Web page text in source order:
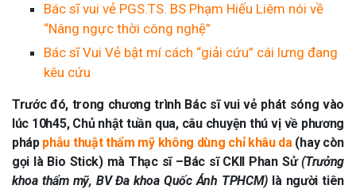
Bác sĩ vui vẻ PGS.TS. BS Phạm Hiếu Liêm nói về
“Nâng ngực thời công nghệ”
Bác sĩ Vui Vẻ bật mí cách “giải cứu” cái lưng đang
kêu cứu
Trước đó, trong chương trình Bác sĩ vui vẻ phát sóng vào
lúc 10h45, Chủ nhật tuần qua, câu chuyện thú vị về phương
pháp phẫu thuật thẩm mỹ không dùng chỉ khâu da(hay còn
gọi là Bio Stick) mà Thạc sĩ –Bác sĩ CKII Phan Sử(Trưởng
khoa thẩm mỹ, BV Đa khoa Quốc Ánh TPHCM) là người tiên